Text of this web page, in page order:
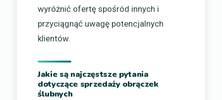
wyróżnić ofertę spośród innych i
przyciągnąć uwagę potencjalnych
klientów.
Jakie są najczęstsze pytania
dotyczące sprzedaży obrączek
ślubnych